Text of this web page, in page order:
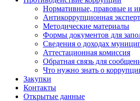
Нормативные, правовые и
Антикоррупционная
Методические материалы
Формы документов для
Сведения о доходах
Аттестационная комиссия
Обратная связь для
Что нужно знать о
Закупки
Контакты
Открытые данные